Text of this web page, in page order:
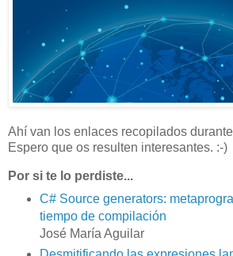
Ahí van los enlaces recopilados
Espero que os resulten interesantes. :-)
Por si te lo perdiste...
C# Source generators:
tiempo de compilación
José María Aguilar